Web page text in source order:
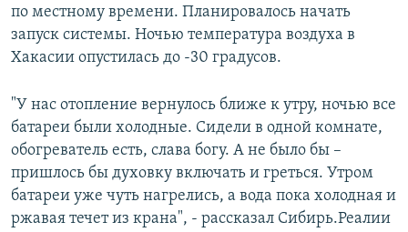
по местному времени. Планировалось начать
запуск системы. Ночью температура воздуха в
Хакасии опустилась до -30 градусов.
"У нас отопление вернулось ближе к утру, ночью все
батареи были холодные. Сидели в одной комнате,
обогреватель есть, слава богу. А не было бы –
пришлось бы духовку включать и греться. Утром
батареи уже чуть нагрелись, а вода пока холодная и
ржавая течет из крана", - рассказал Сибирь.Реалии